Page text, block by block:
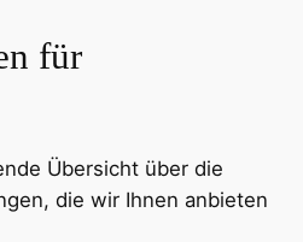
für
Übersicht über die
die wir Ihnen anbieten